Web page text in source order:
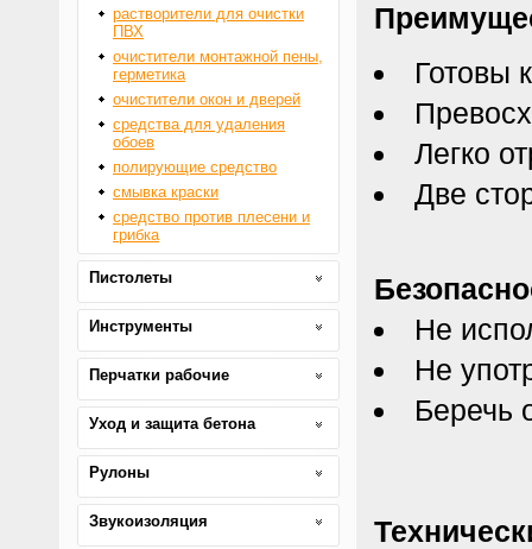
Готовы
Легко
Две
Не
Не
Беречь
растворители для очистки
ПВХ
очистители монтажной пены,
герметика
очистители окон и дверей
средства для удаления
обоев
полирующие средство
смывка краски
средство против плесени и
грибка
Пистолеты
Инструменты
Перчатки рабочие
Уход и защита бетона
Рулоны
Звукоизоляция